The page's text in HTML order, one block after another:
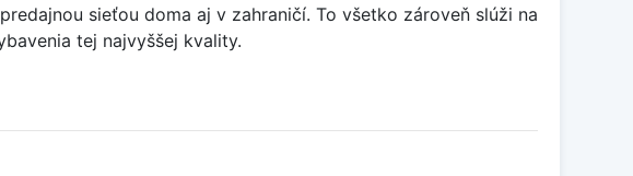
sieťou doma aj v zahraničí. To všetko zároveň slúži na
tej najvyššej kvality.